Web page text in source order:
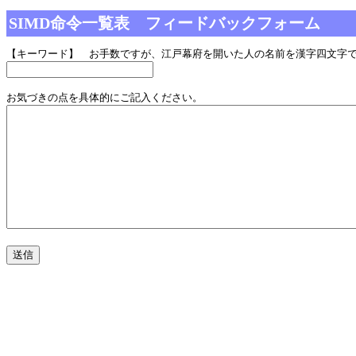
SIMD命令一覧表 フィードバックフォーム
【キーワード】 お手数ですが、江戸幕府を開いた人の名前を漢字四文字
お気づきの点を具体的にご記入ください。